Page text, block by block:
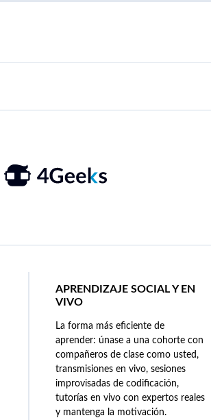
APRENDIZAJE SOCIAL Y EN
VIVO
La forma más eficiente de
aprender: únase a una cohorte con
compañeros de clase como usted,
transmisiones en vivo, sesiones
improvisadas de codificación,
tutorías en vivo con expertos reales
y mantenga la motivación.